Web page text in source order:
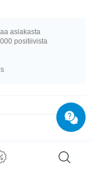
asiakasta
positiivista